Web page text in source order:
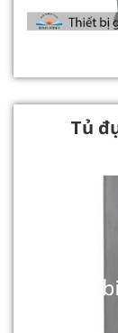
Tủ